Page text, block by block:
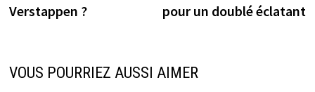
Verstappen ?
pour un doublé éclatant
VOUS POURRIEZ AUSSI AIMER